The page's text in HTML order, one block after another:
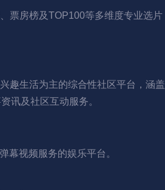
票房榜及TOP100等多维度专业选片
趣生活为主的综合性社区平台，涵盖
讯及社区互动服务。
幕视频服务的娱乐平台。